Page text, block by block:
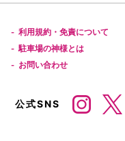
- 利用規約・免責について
- 駐車場の神様とは
- お問い合わせ
公式SNS